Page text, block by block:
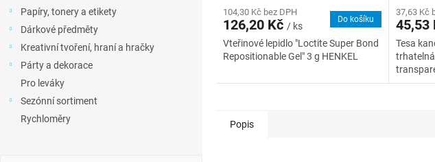
Papíry, tonery a etikety
Dárkové předměty
Kreativní tvoření, hraní a hračky
Párty a dekorace
Pro leváky
Sezónní sortiment
Rychloměry
104,30 Kč bez DPH
126,20 Kč / ks
Do košíku
Vteřinové lepidlo "Loctite Super Bond
Repositionable Gel" 3 g HENKEL
37,63 Kč
45,53
Tesa
Popis